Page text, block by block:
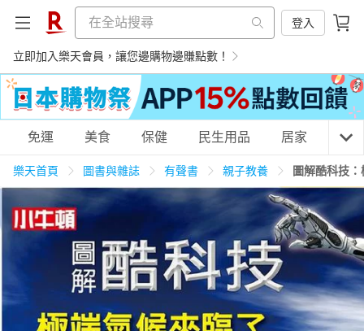
登入
立即加入樂天會員，讓您邊購物邊賺點數！
購物網分類
天天免運 民生用品
居家生活 3C家電 運動休閒 親子玩具
免運 美食 保健 民生用品 居家 3C
樂天首頁 圖書與雜誌 有聲書 親子教養 圖解酷科技